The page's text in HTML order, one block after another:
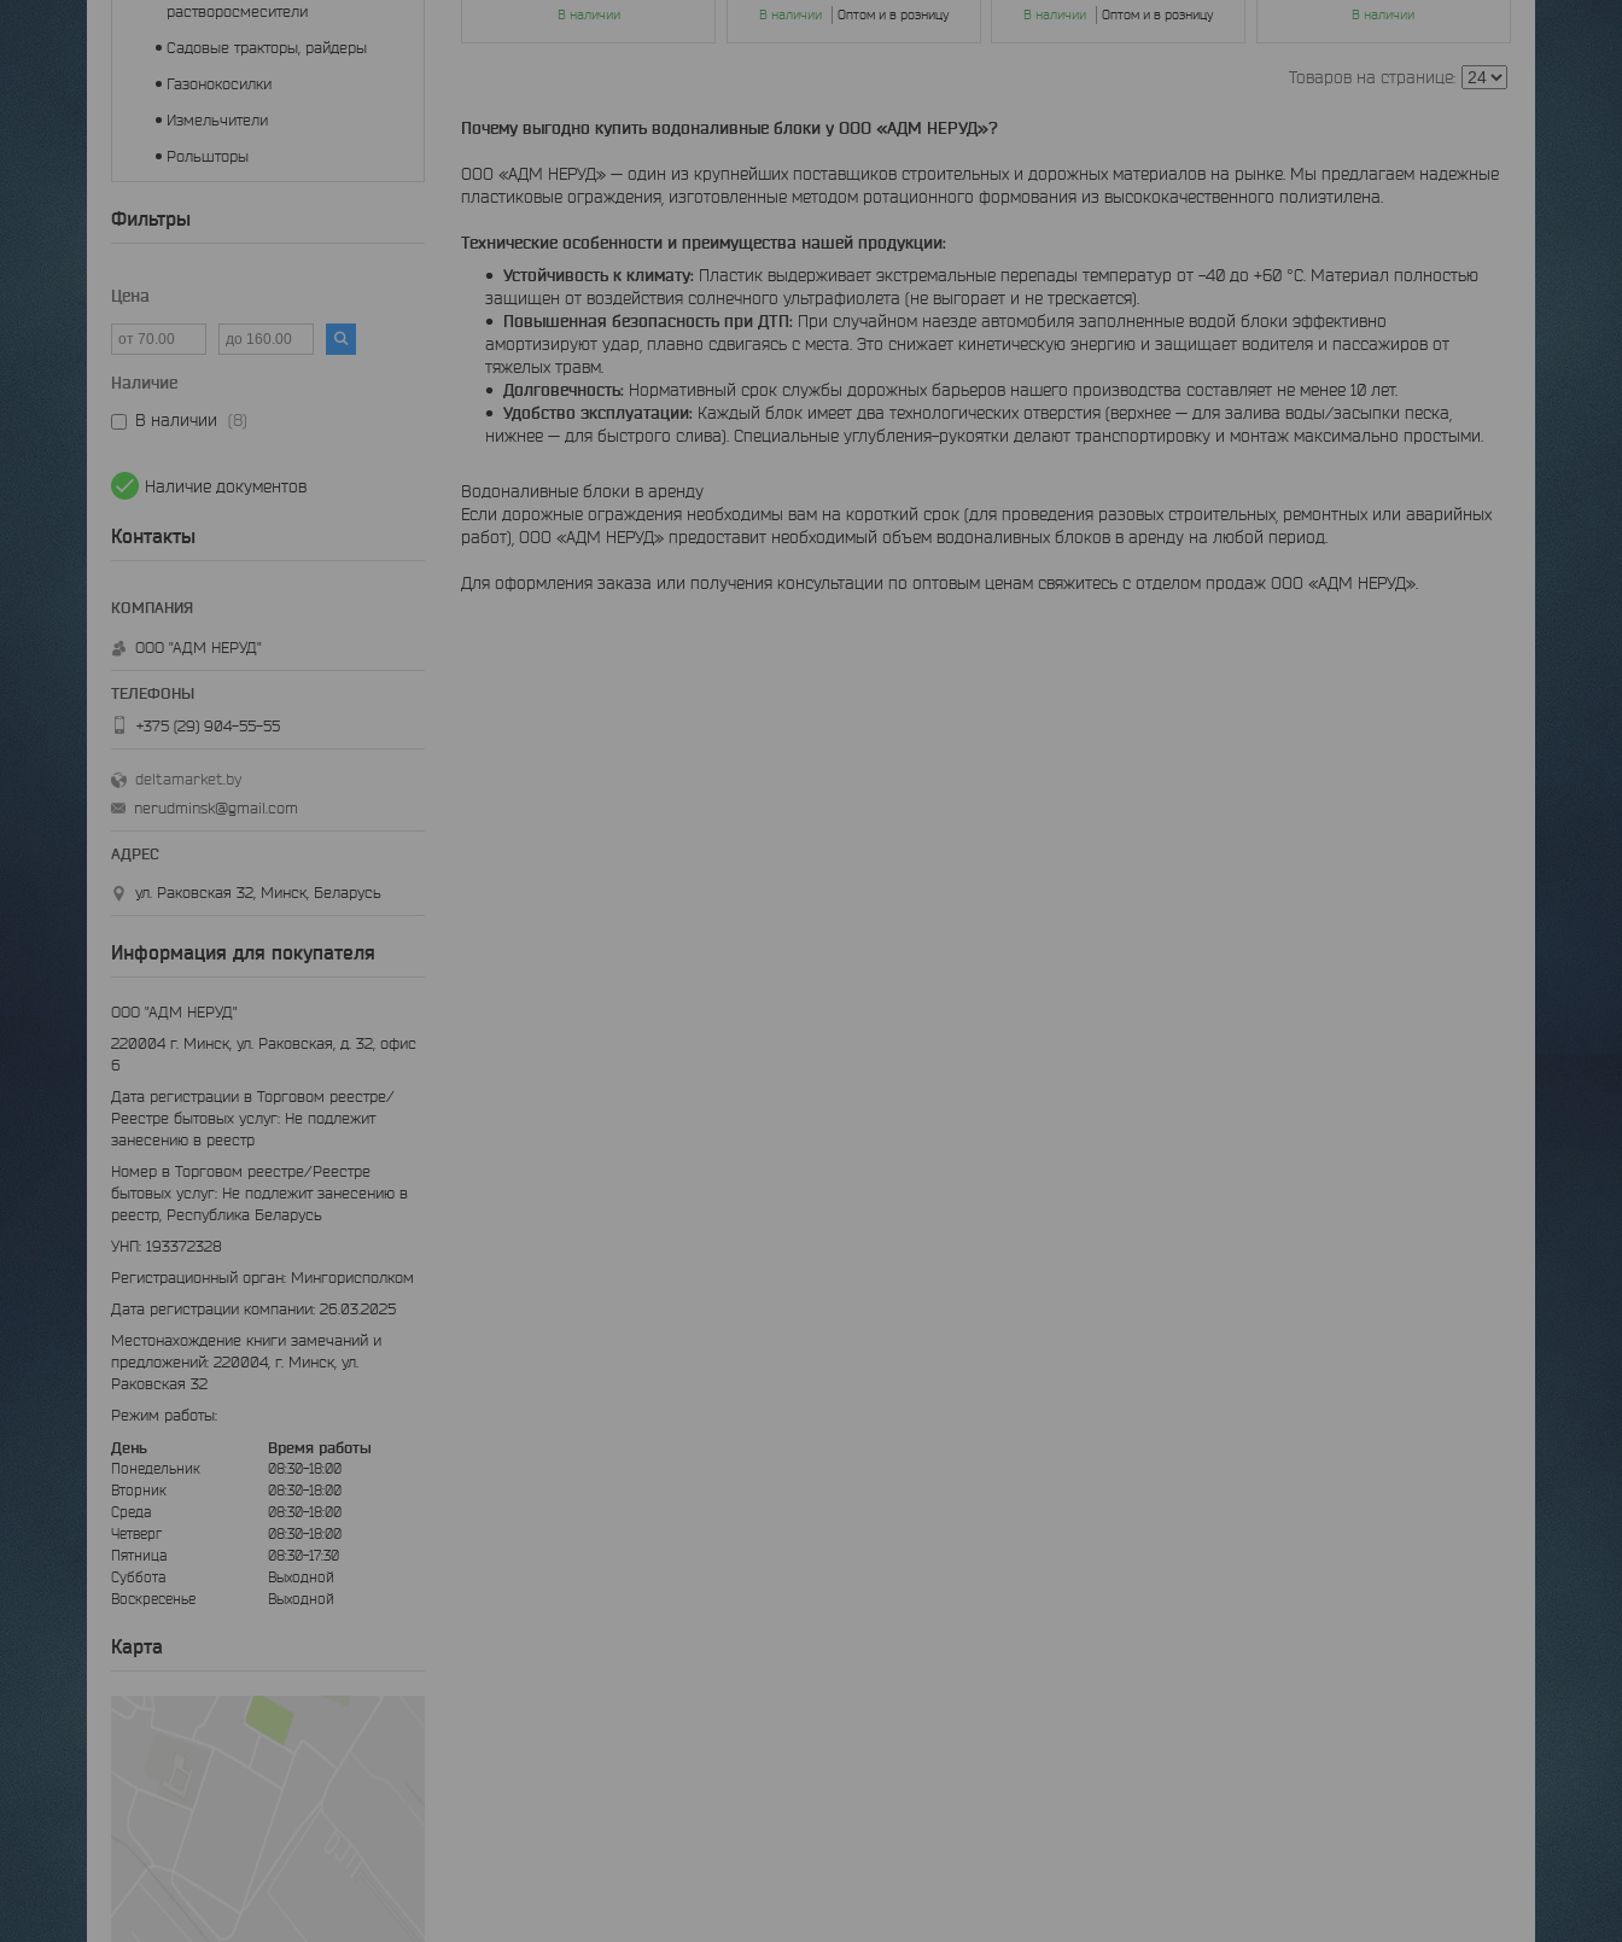
В наличии В наличии Оптом и в розницу В наличии Оптом и в розницу В наличии
Почему выгодно купить водоналивные блоки у ООО «АДМ НЕРУД»?
ООО «АДМ НЕРУД» — один из крупнейших поставщиков строительных и дорожных материалов на рынке. Мы предлагаем надежные
пластиковые ограждения, изготовленные методом ротационного формования из высококачественного полиэтилена.
Технические особенности и преимущества нашей продукции:
Устойчивость к климату: Пластик выдерживает экстремальные перепады температур от -40 до +60 °C. Материал полностью
защищен от воздействия солнечного ультрафиолета (не выгорает и не трескается).
Повышенная безопасность при ДТП: При случайном наезде автомобиля заполненные водой блоки эффективно
амортизируют удар, плавно сдвигаясь с места. Это снижает кинетическую энергию и защищает водителя и пассажиров от
тяжелых травм.
Долговечность: Нормативный срок службы дорожных барьеров нашего производства составляет не менее 10 лет.
Удобство эксплуатации: Каждый блок имеет два технологических отверстия (верхнее — для залива воды/засыпки песка,
нижнее — для быстрого слива). Специальные углубления-рукоятки делают транспортировку и монтаж максимально простыми.
Водоналивные блоки в аренду
Если дорожные ограждения необходимы вам на короткий срок (для проведения разовых строительных, ремонтных или аварийных
работ), ООО «АДМ НЕРУД» предоставит необходимый объем водоналивных блоков в аренду на любой период.
Для оформления заказа или получения консультации по оптовым ценам свяжитесь с отделом продаж ООО «АДМ НЕРУД».
растворосмесители
Садовые тракторы, райдеры
Газонокосилки
Измельчители
Рольшторы
Фильтры
Цена
Наличие
В наличии
8
Наличие документов
Контакты
ООО "АДМ НЕРУД"
+375 (29) 904-55-55
deltamarket.by
nerudminsk@gmail.com
ул. Раковская 32, Минск, Беларусь
Информация для покупателя
ООО "АДМ НЕРУД"
220004 г. Минск, ул. Раковская, д. 32, офис
6
Дата регистрации в Торговом реестре/
Реестре бытовых услуг: Не подлежит
занесению в реестр
Номер в Торговом реестре/Реестре
бытовых услуг: Не подлежит занесению в
реестр, Республика Беларусь
УНП: 193372328
Регистрационный орган: Мингорисполком
Дата регистрации компании: 26.03.2025
Местонахождение книги замечаний и
предложений: 220004, г. Минск, ул.
Раковская 32
Режим работы:
День Время работы
Понедельник
08:30-18:00
Вторник
08:30-18:00
Среда
08:30-18:00
Четверг
08:30-18:00
Пятница
08:30-17:30
Суббота
Выходной
Воскресенье
Выходной
Карта